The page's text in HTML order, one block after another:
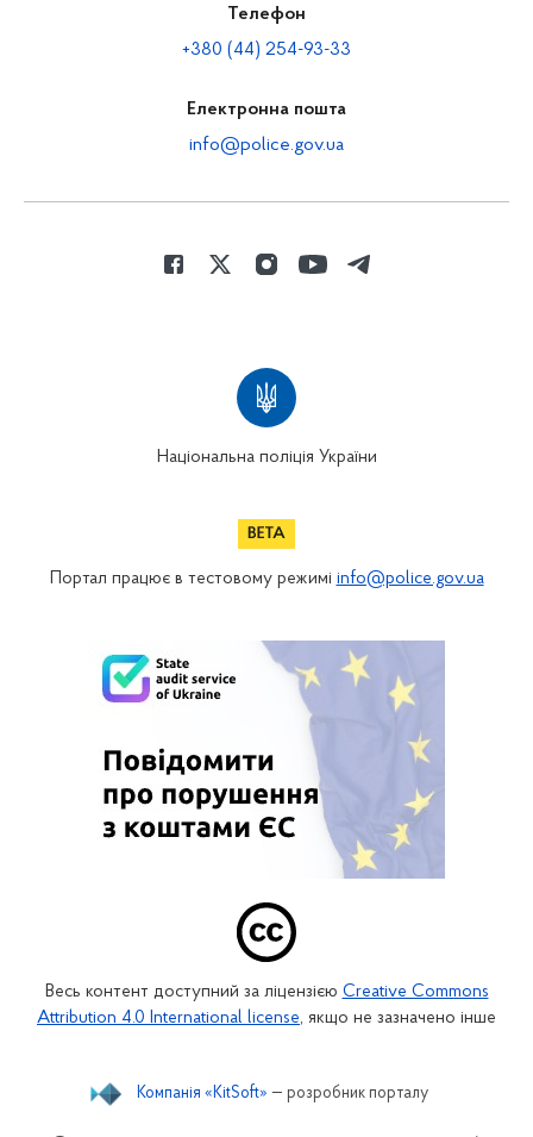
Телефон
+380 (44) 254-93-33
Електронна пошта
info@police.gov.ua
Національна поліція України
Портал працює в тестовому режимі info@police.gov.ua
Весь контент доступний за ліцензією Creative Commons
Attribution 4.0 International license, якщо не зазначено інше
Компанія «KitSoft» — розробник порталу